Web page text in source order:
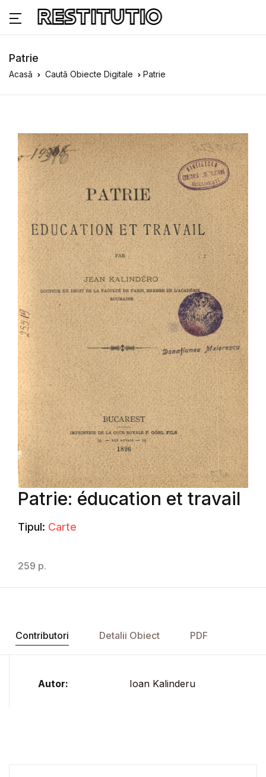
Patrie
Acasă Caută Obiecte Digitale Patrie
Patrie: éducation et travail
Tipul: Carte
259 p.
Contributori Detalii Obiect PDF
Autor: Ioan Kalinderu